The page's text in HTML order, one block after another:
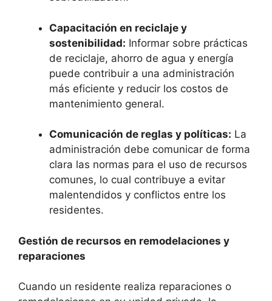
Capacitación en reciclaje y
sostenibilidad: Informar sobre prácticas
de reciclaje, ahorro de agua y energía
puede contribuir a una administración
más eficiente y reducir los costos de
mantenimiento general.
Comunicación de reglas y políticas: La
administración debe comunicar de forma
clara las normas para el uso de recursos
comunes, lo cual contribuye a evitar
malentendidos y conflictos entre los
residentes.
Gestión de recursos en remodelaciones y
reparaciones
Cuando un residente realiza reparaciones o